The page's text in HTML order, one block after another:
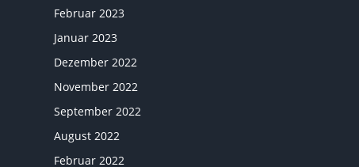
Februar 2023
Januar 2023
Dezember 2022
November 2022
September 2022
August 2022
Februar 2022